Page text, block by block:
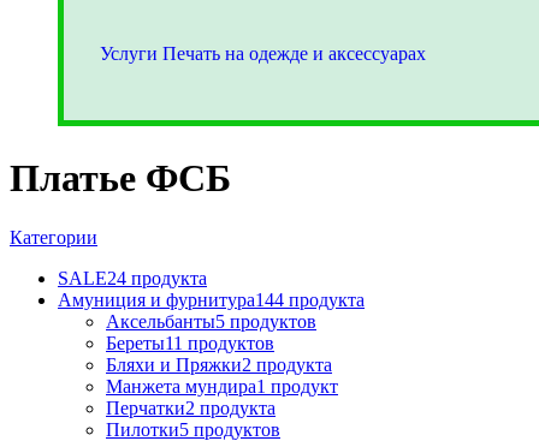
Услуги Печать на одежде и аксессуарах
Платье ФСБ
Категории
SALE24 продукта
Амуниция и фурнитура144 продукта
Аксельбанты5 продуктов
Береты11 продуктов
Бляхи и Пряжки2 продукта
Манжета мундира1 продукт
Перчатки2 продукта
Пилотки5 продуктов